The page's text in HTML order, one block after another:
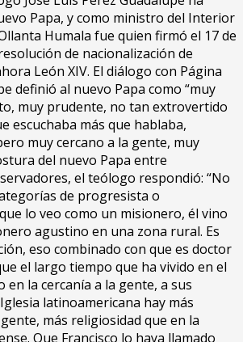
Papa, y como ministro del Interior
Humala fue quien firmó el 17 de
de nacionalización de
León XIV. El diálogo con Página
definió al nuevo Papa como “muy
muy prudente, no tan extrovertido
escuchaba más que hablaba,
muy cercano a la gente, muy
del nuevo Papa entre
el teólogo respondió: “No
de progresista o
lo veo como un misionero, él vino
agustino en una zona rural. Es
eso combinado con que es doctor
el largo tiempo que ha vivido en el
en la cercanía a la gente, a sus
latinoamericana hay más
más religiosidad que en la
Que Francisco lo haya llamado